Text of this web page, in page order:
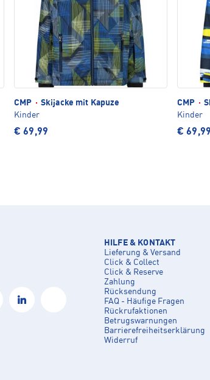
CMP · Skijacke mit Kapuze
Kinder
€ 69,99
CMP ·
Kinder
€ 69,99
HILFE & KONTAKT
Lieferung & Versand
Click & Collect
Click & Reserve
Zahlung
Rücksendung
FAQ - Häufige Fragen
Rückrufaktionen
Betrugswarnungen
Barrierefreiheitserklärung
Widerruf